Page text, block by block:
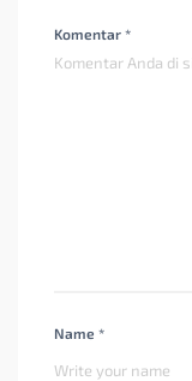
Komentar *
Name *